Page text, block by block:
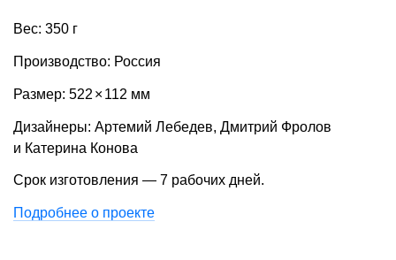
Вес: 350 г
Производство: Россия
Размер: 522 × 112 мм
Дизайнеры: Артемий Лебедев, Дмитрий Фролов
и Катерина Конова
Срок изготовления — 7 рабочих дней.
Подробнее о проекте